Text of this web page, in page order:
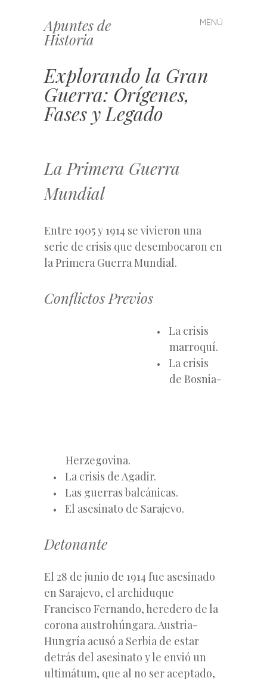
Apuntes de
Historia
MENÚ
Saltar
al
Explorando la Gran
Guerra: Orígenes,
Fases y Legado
La Primera Guerra
Mundial
Entre 1905 y 1914 se vivieron una
serie de crisis que desembocaron en
la Primera Guerra Mundial.
Conflictos Previos
La crisis
marroquí.
La crisis
de Bosnia-
Herzegovina.
La crisis de Agadir.
Las guerras balcánicas.
El asesinato de Sarajevo.
Detonante
El 28 de junio de 1914 fue asesinado
en Sarajevo, el archiduque
Francisco Fernando, heredero de la
corona austrohúngara. Austria-
Hungría acusó a Serbia de estar
detrás del asesinato y le envió un
ultimátum, que al no ser aceptado,